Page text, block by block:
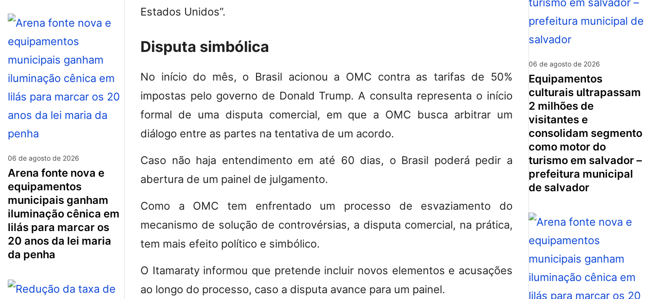
06 de agosto de 2026
arena fonte nova e
equipamentos
municipais ganham
iluminação cênica em
lilás para marcar os
20 anos da lei maria
da penha
Estados Unidos”.
Disputa simbólica
No início do mês, o Brasil acionou a OMC contra as tarifas de 50%
impostas pelo governo de Donald Trump. A consulta representa o início
formal de uma disputa comercial, em que a OMC busca arbitrar um
diálogo entre as partes na tentativa de um acordo.
Caso não haja entendimento em até 60 dias, o Brasil poderá pedir a
abertura de um painel de julgamento.
Como a OMC tem enfrentado um processo de esvaziamento do
mecanismo de solução de controvérsias, a disputa comercial, na prática,
tem mais efeito político e simbólico.
O Itamaraty informou que pretende incluir novos elementos e acusações
ao longo do processo, caso a disputa avance para um painel.
06 de agosto de 2026
equipamentos
culturais ultrapassam
2 milhões de
visitantes e
consolidam segmento
como motor do
turismo em salvador –
prefeitura municipal
de salvador